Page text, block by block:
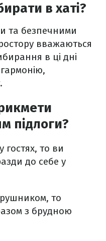
в хаті?
та безпечними
вважаються
в ці дні
підлоги?
гостях, то ви
до себе у
то
з брудною